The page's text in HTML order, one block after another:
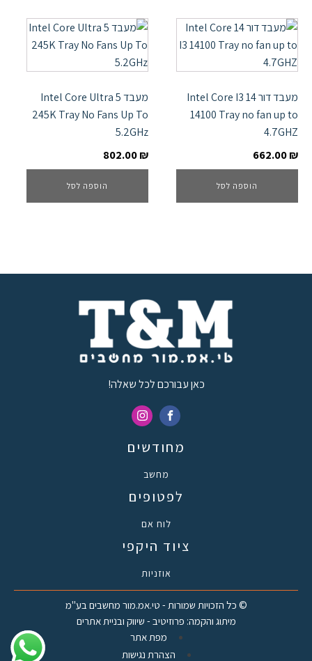
מעבד דור 14 Intel Core I3
14100 Tray no fan up to
4.7GHZ
662.00₪
הוספה לסל
מעבד Intel Core Ultra 5
245K Tray No Fans Up To
5.2GHz
802.00₪
הוספה לסל
כאן עבורכם לכל שאלה!
מחודשים
מחשב
לפטופים
לוח אם
ציוד היקפי
אוזניות
© כל הזכויות שמורות - טי.אמ.מור מחשבים בע"מ
מיתוג והקמה: פרוזיטיב - שיווק ובניית אתרים
מפת אתר
הצהרת נגישות